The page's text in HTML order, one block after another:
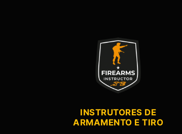
INSTRUTORES DE
ARMAMENTO E TIRO